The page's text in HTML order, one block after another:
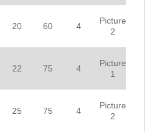
20 60 4
Picture
2
22 75 4
Picture
1
25 75 4
Picture
2